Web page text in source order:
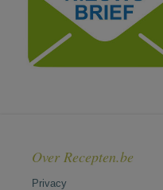
Over Recepten.be
Privacy